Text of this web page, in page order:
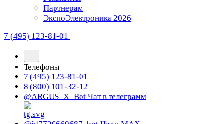
Партнерам
ЭкспоЭлектроника 2026
7 (495) 123-81-01
Телефоны
7 (495) 123-81-01
8 (800) 101-32-12
@ARGUS_X_Bot Чат в телеграмм